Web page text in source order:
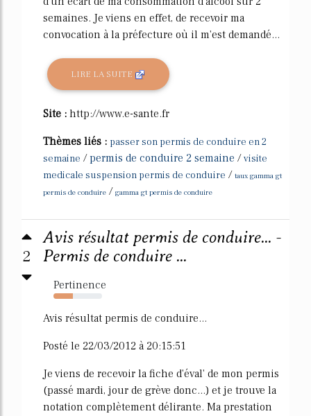
semaines. Je viens en effet, de recevoir ma
convocation à la préfecture où il m'est demandé...
LIRE LA SUITE
Site : http://www.e-sante.fr
Thèmes liés : passer son permis de conduire en 2
semaine /permis de conduire 2 semaine /visite
medicale suspension permis de conduire / taux gamma gt
permis de conduire / gamma gt permis de conduire
2
Avis résultat permis de conduire... -
Permis de conduire ...
Pertinence
40%
Avis résultat permis de conduire...
Posté le 22/03/2012 à 20:15:51
Je viens de recevoir la fiche d'éval' de mon permis
(passé mardi, jour de grève donc...) et je trouve la
notation complètement délirante. Ma prestation